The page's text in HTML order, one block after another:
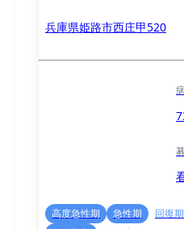
兵庫県姫路市西庄甲520
高度急性期 急性期 回復期